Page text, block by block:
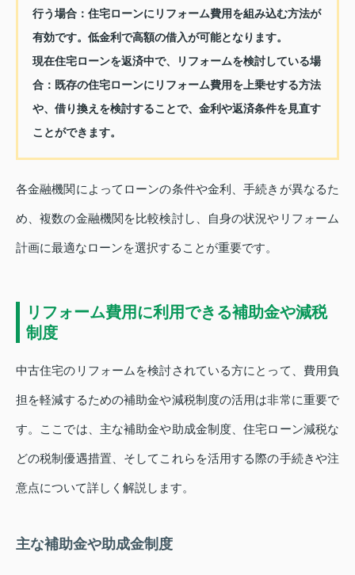
行う場合： 住宅ローンにリフォーム費用を組み込む方法が
有効です。低金利で高額の借入が可能となります。
現在住宅ローンを返済中で、リフォームを検討している場
合： 既存の住宅ローンにリフォーム費用を上乗せする方法
や、借り換えを検討することで、金利や返済条件を見直す
ことができます。
各金融機関によってローンの条件や金利、手続きが異なるた
め、複数の金融機関を比較検討し、自身の状況やリフォーム
計画に最適なローンを選択することが重要です。
リフォーム費用に利用できる補助金や減税
制度
中古住宅のリフォームを検討されている方にとって、費用負
担を軽減するための補助金や減税制度の活用は非常に重要で
す。ここでは、主な補助金や助成金制度、住宅ローン減税な
どの税制優遇措置、そしてこれらを活用する際の手続きや注
意点について詳しく解説します。
主な補助金や助成金制度